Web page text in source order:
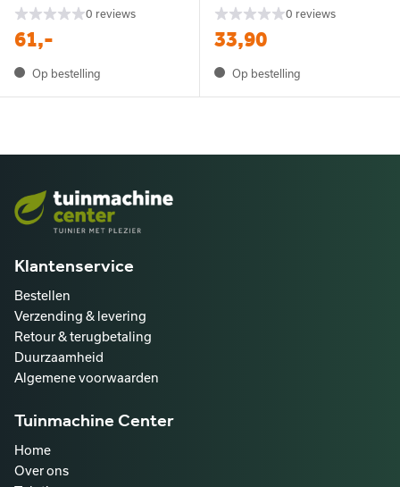
0 reviews
61,-
Op bestelling
0 reviews
33,90
Op bestelling
Klantenservice
Bestellen
Verzending & levering
Retour & terugbetaling
Duurzaamheid
Algemene voorwaarden
Tuinmachine Center
Home
Over ons